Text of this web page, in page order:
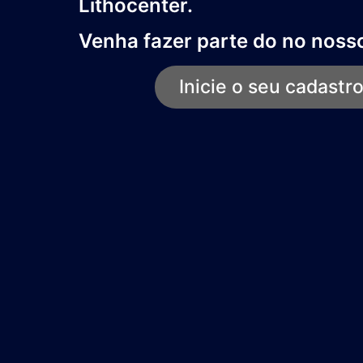
Lithocenter.
Venha fazer parte do no
Inicie o seu